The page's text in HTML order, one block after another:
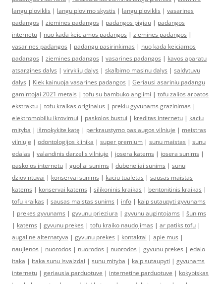
langu ploviklis | langu plovimo skystis | langu ploviklis | vasarines
padangos | ziemines padangos | padangos pigiau | padangos
internetu | nuo kada keiciamos padangos | ziemines padangos |
vasarines padangos | padangu pasirinkimas | nuo kada keiciamos
padangos | ziemines padangos | vasarines padangos | kavos aparatu
atsargines dalys | viryklių dalys | skalbimo masinu dalys | saldytuvu
dalys | Kiek kainuoja vasarines padangos | Geriausi asariniu padangu
gamintojai 2021 metais | tofu su bambuko anglimi | tofu zalios arbatos
ekstraktu | tofu kraikas originalus | prekiu gyvunams grazinimas |
elektromobiliu ikrovimui | paskolos bustui | kreditas internetu | kaciu
mityba | išmokykite katę | perkraustymo paslaugos vilniuje | meistras
vilniuje | odontologijos klinika | super premium | sunu maistas | sunu
edalas | valandinis darzelis vilniuje | josera katems | josera sunims |
paskolos internetu | guoliai sunims | dubeneliai sunims | sunu
dziovintuvai | konservai sunims | kaciu tualetas | sausas maistas
katems | konservai katems | silikoninis kraikas | bentonitinis kraikas |
tofu kraikas | sausas maistas sunims | info | kaip sutaupyti gyvunams
| prekes gyvunams | gyvunu prieziura | gyvunu augintojams | šunims
| katėms | gyvunu prekes | tofu kraiko naudojimas | ar patiks tofu |
augalinė alternatyva | gyvunu prekes | kontaktai | apie mus |
naujienos | nuorodos | nuorodos | nuorodos | gyvunu prekes | edalo
itaka | itaka sunu isvaizdai | sunu mityba | kaip sutaupyti | gyvunams
internetu | geriausia parduotuve | internetine parduotuve | kokybiskas